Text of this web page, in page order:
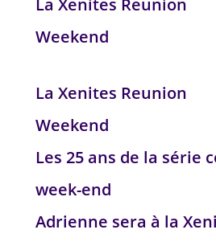
La Xenites Reunion
Weekend
La Xenites Reunion
Weekend
Les 25 ans de la série
week-end
Adrienne sera à la